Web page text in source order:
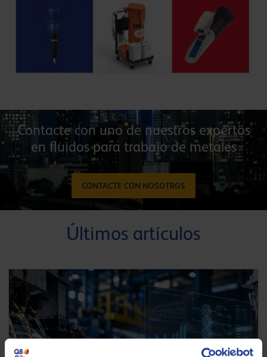
Contacte con uno de nuestros expertos
en fluidos para trabajo de metales
CONTACTE CON NOSOTROS
Últimos artículos